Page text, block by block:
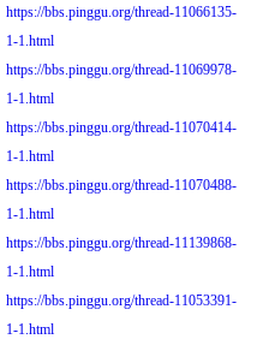
https://bbs.pinggu.org/thread-11066135-
1-1.html
https://bbs.pinggu.org/thread-11069978-
1-1.html
https://bbs.pinggu.org/thread-11070414-
1-1.html
https://bbs.pinggu.org/thread-11070488-
1-1.html
https://bbs.pinggu.org/thread-11139868-
1-1.html
https://bbs.pinggu.org/thread-11053391-
1-1.html